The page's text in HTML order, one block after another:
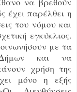
έχει παρέλθει η
του νόμου και
εγκύκλιος.
με τα
και να
χρήση της
μόνο η εξής